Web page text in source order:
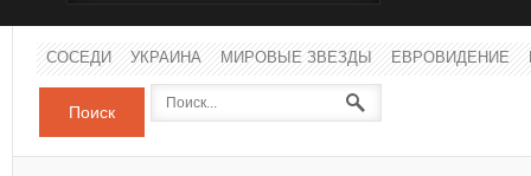
СОСЕДИ УКРАИНА МИРОВЫЕ ЗВЕЗДЫ ЕВРОВИДЕНИЕ
Поиск